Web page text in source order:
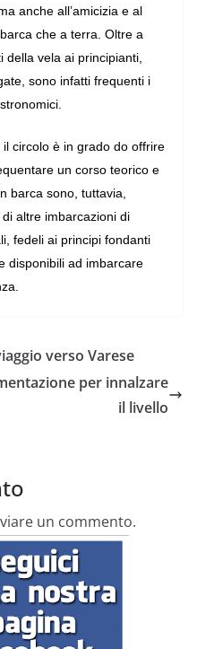
anche all’amicizia e al
che a terra. Oltre a
vela ai principianti,
sono infatti frequenti i
circolo è in grado do offrire
un corso teorico e
barca sono, tuttavia,
altre imbarcazioni di
fedeli ai principi fondanti
disponibili ad imbarcare
verso Varese
per innalzare
il livello
un commento.